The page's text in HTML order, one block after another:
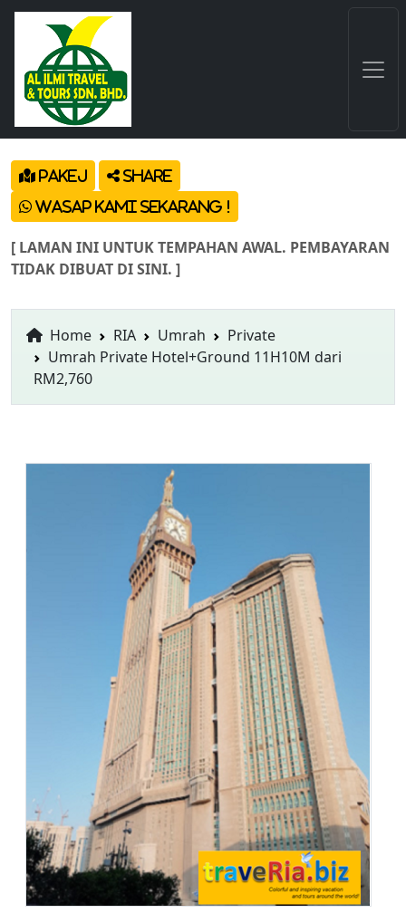
Pakej Share
Wasap Kami Sekarang !
[ LAMAN INI UNTUK TEMPAHAN AWAL. PEMBAYARAN
TIDAK DIBUAT DI SINI. ]
Home RIA Umrah
Private
Umrah Private Hotel+Ground 11H10M dari
RM2,760